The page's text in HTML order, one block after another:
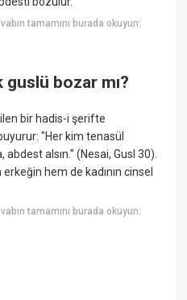
tamamını burada okuyun:
bozar mı?
bir hadis-i şerifte
"Her kim tenasül
alsın.'' (Nesai, Gusl 30).
hem de kadının cinsel
tamamını burada okuyun: